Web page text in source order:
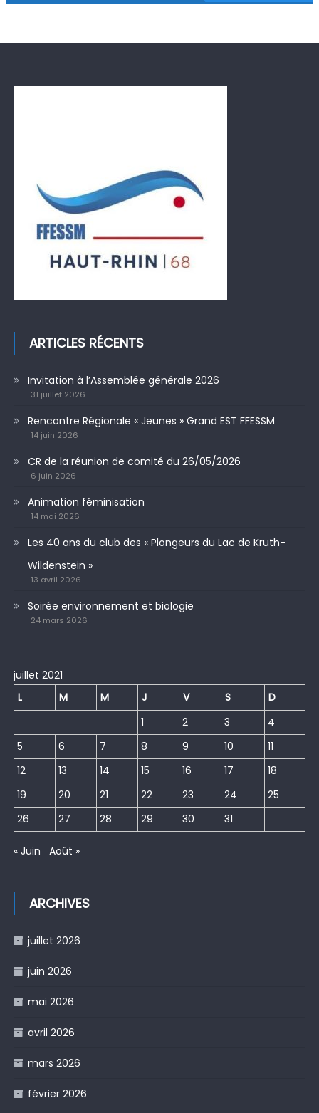
ARTICLES RÉCENTS
Invitation à l’Assemblée générale 2026
31 juillet 2026
Rencontre Régionale « Jeunes » Grand EST FFESSM
14 juin 2026
CR de la réunion de comité du 26/05/2026
6 juin 2026
Animation féminisation
14 mai 2026
Les 40 ans du club des « Plongeurs du Lac de Kruth-
Wildenstein »
13 avril 2026
Soirée environnement et biologie
24 mars 2026
juillet 2021
L
M M J V S
D
1
2 3
4
5
6 7 8 9 10
11
12
13 14 15 16 17
18
19
20 21 22 23 24
25
26
27 28 29 30 31
« Juin Août »
ARCHIVES
juillet 2026
juin 2026
mai 2026
avril 2026
mars 2026
février 2026